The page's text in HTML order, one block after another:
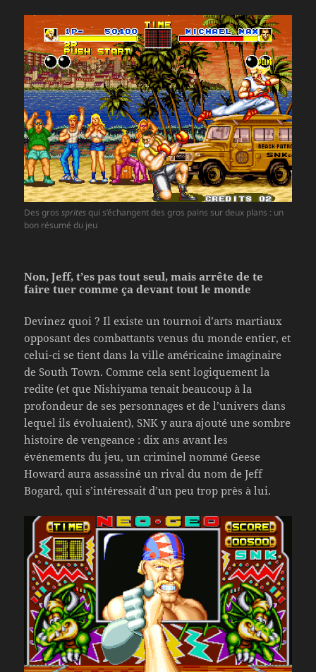
Des grosspritesqui s’échangent des gros pains sur deux plans : un
bon résumé du jeu
Non, Jeff, t’es pas tout seul, mais arrête de te
faire tuer comme ça devant tout le monde
Devinez quoi ? Il existe un tournoi d’arts martiaux
opposant des combattants venus du monde entier, et
celui-ci se tient dans la ville américaine imaginaire
de South Town. Comme cela sent logiquement la
redite (et que Nishiyama tenait beaucoup à la
profondeur de ses personnages et de l’univers dans
lequel ils évoluaient), SNK y aura ajouté une sombre
histoire de vengeance : dix ans avant les
événements du jeu, un criminel nommé Geese
Howard aura assassiné un rival du nom de Jeff
Bogard, qui s’intéressait d’un peu trop près à lui.